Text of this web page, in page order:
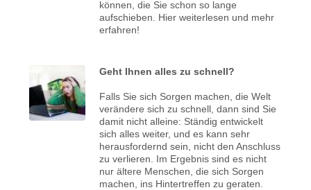
können, die Sie schon so lange
aufschieben. Hier weiterlesen und mehr
erfahren!
Geht Ihnen alles zu schnell?
Falls Sie sich Sorgen machen, die Welt
verändere sich zu schnell, dann sind Sie
damit nicht alleine: Ständig entwickelt
sich alles weiter, und es kann sehr
herausfordernd sein, nicht den Anschluss
zu verlieren. Im Ergebnis sind es nicht
nur ältere Menschen, die sich Sorgen
machen, ins Hintertreffen zu geraten.